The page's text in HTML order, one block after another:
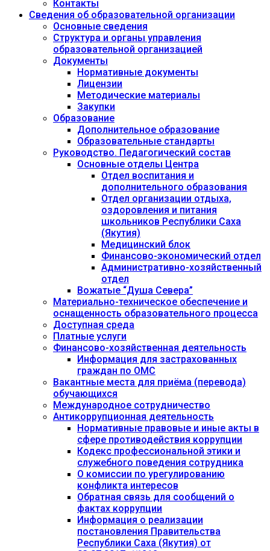
Контакты
Сведения об образовательной организации
Основные сведения
Структура и органы управления
образовательной организацией
Документы
Нормативные документы
Лицензии
Методические материалы
Закупки
Образование
Дополнительное образование
Образовательные стандарты
Руководство. Педагогический состав
Основные отделы Центра
Отдел воспитания и
дополнительного образования
Отдел организации отдыха,
оздоровления и питания
школьников Республики Саха
(Якутия)
Медицинский блок
Финансово-экономический отдел
Административно-хозяйственный
отдел
Вожатые “Душа Севера”
Материально-техническое обеспечение и
оснащенность образовательного процесса
Доступная среда
Платные услуги
Финансово-хозяйственная деятельность
Информация для застрахованных
граждан по ОМС
Вакантные места для приёма (перевода)
обучающихся
Международное сотрудничество
Антикоррупционная деятельность
Нормативные правовые и иные акты в
сфере противодействия коррупции
Кодекс профессиональной этики и
служебного поведения сотрудника
О комиссии по урегулированию
конфликта интересов
Обратная связь для сообщений о
фактах коррупции
Информация о реализации
постановления Правительства
Республики Саха (Якутия) от